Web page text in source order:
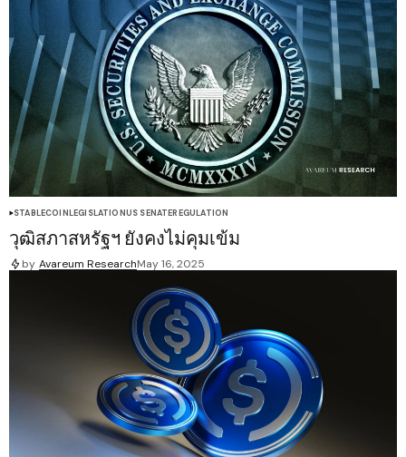
STABLECOINLEGISLATIONUS SENATEREGULATION
วุฒิสภาสหรัฐฯ ยังคงไม่คุมเข้ม
by Avareum ResearchMay 16, 2025